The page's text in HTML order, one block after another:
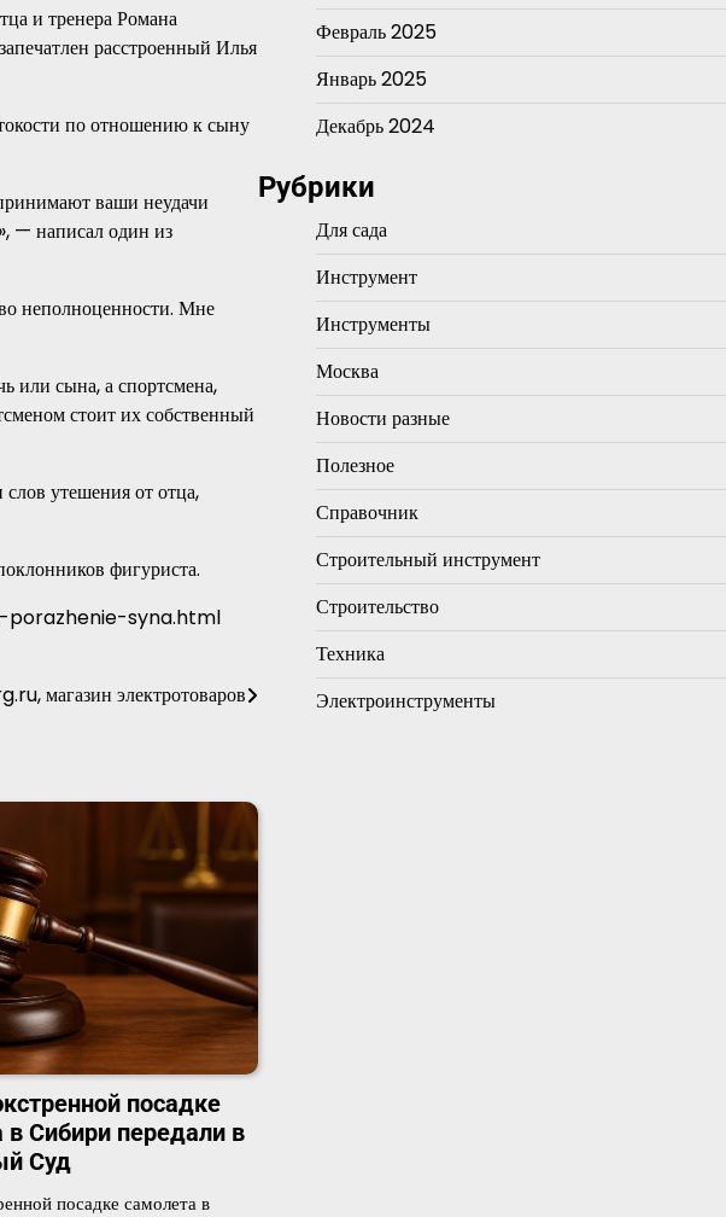
и тренера Романа
расстроенный Илья
по отношению к сыну
ваши неудачи
— написал один из
неполноценности. Мне
или сына, а спортсмена,
стоит их собственный
утешения от отца,
фигуриста.
syna.html
магазин электротоваров
посадке
в Сибири передали в
Суд
посадке самолета в
Февраль 2025
Январь 2025
Декабрь 2024
Рубрики
Для сада
Инструмент
Инструменты
Москва
Новости разные
Полезное
Справочник
Строительный инструмент
Строительство
Техника
Электроинструменты